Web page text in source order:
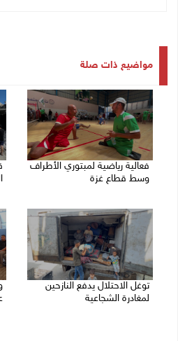
مواضيع ذات صلة
فعالية رياضية لمبتوري الأطراف
وسط قطاع غزة
توغل الاحتلال يدفع النازحين
لمغادرة الشجاعية